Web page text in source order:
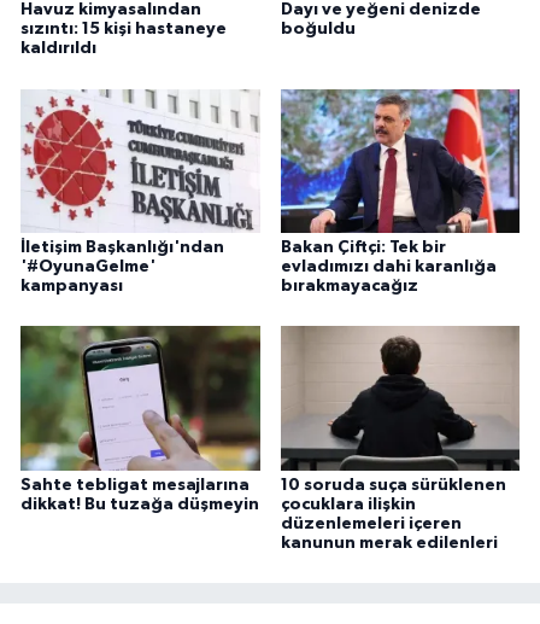
Havuz kimyasalından
sızıntı: 15 kişi hastaneye
kaldırıldı
Dayı ve yeğeni denizde
boğuldu
İletişim Başkanlığı'ndan
'#OyunaGelme'
kampanyası
Bakan Çiftçi: Tek bir
evladımızı dahi karanlığa
bırakmayacağız
Sahte tebligat mesajlarına
dikkat! Bu tuzağa düşmeyin
10 soruda suça sürüklenen
çocuklara ilişkin
düzenlemeleri içeren
kanunun merak edilenleri